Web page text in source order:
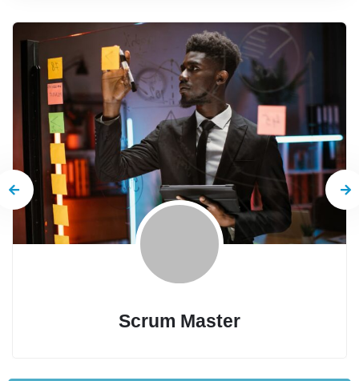
Scrum Master